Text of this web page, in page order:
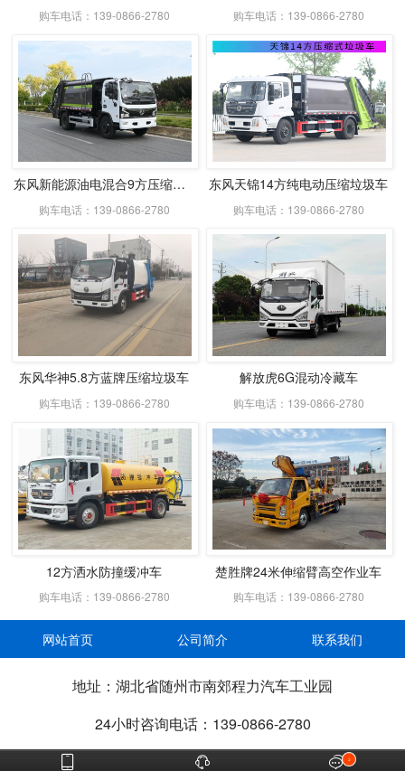
购车电话：139-0866-2780 购车电话：139-0866-2780
东风新能源油电混合9方压缩式垃圾车
购车电话：139-0866-2780
东风天锦14方纯电动压缩垃圾车
购车电话：139-0866-2780
东风华神5.8方蓝牌压缩垃圾车
购车电话：139-0866-2780
解放虎6G混动冷藏车
购车电话：139-0866-2780
12方洒水防撞缓冲车
购车电话：139-0866-2780
楚胜牌24米伸缩臂高空作业车
购车电话：139-0866-2780
网站首页 公司简介 联系我们
地址：湖北省随州市南郊程力汽车工业园
24小时咨询电话：139-0866-2780
   2